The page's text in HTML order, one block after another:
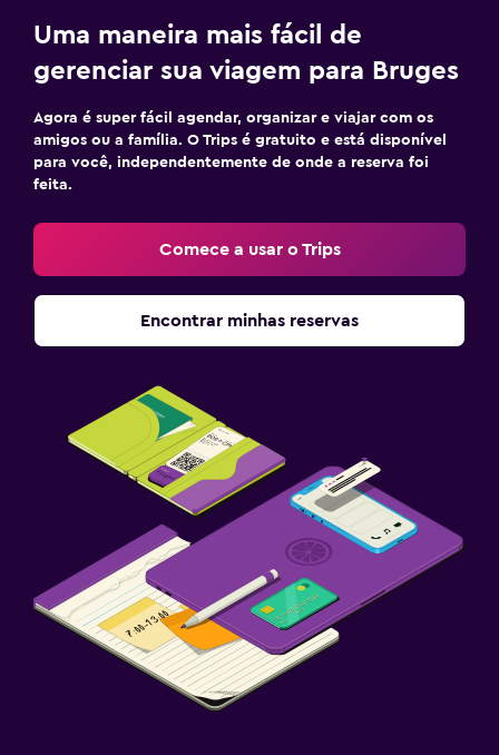
Uma maneira mais fácil de
gerenciar sua viagem para Bruges
Agora é super fácil agendar, organizar e viajar com os
amigos ou a família. O Trips é gratuito e está disponível
para você, independentemente de onde a reserva foi
feita.
Comece a usar o Trips
Encontrar minhas reservas